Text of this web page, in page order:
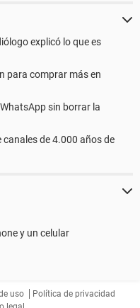
explicó lo que es
para comprar más en
sin borrar la
de 4.000 años de
y un celular
uso
Política de privacidad